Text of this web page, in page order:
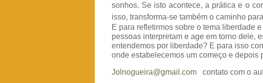
sonhos. Se isto acontece, a prática e o
isso, transforma-se também o caminho
E para refletirmos sobre o tema liberdade
pessoas interpretam e age em torno dele,
entendemos por liberdade? E para isso
onde estabelecemos um começo e depois
Jolnogueira@gmail.com contato com o